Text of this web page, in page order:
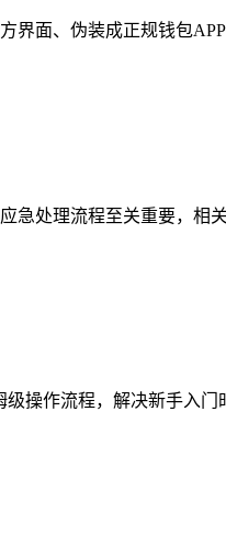
界面、伪装成正规钱包
急处理流程至关重要，
操作流程，解决新手入